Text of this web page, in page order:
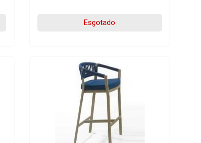
Esgotado